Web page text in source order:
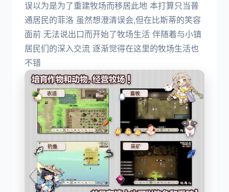
误以为是为了重建牧场而移居此地 本打算只当普
通居民的菲洛 虽然想澄清误会,但在比斯蒂的笑容
面前 无法说出口而开始了牧场生活 伴随着与小镇
居民们的深入交流 逐渐觉得在这里的牧场生活也
不错